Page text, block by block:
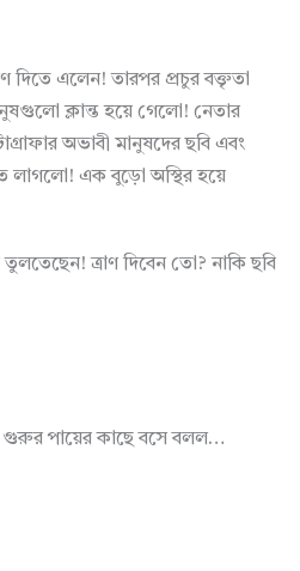
দিতে এলেন! তারপর প্রচুর বক্তৃতা
ক্লান্ত হয়ে গেলো! নেতার
অভাবী মানুষদের ছবি এবং
লাগলো! এক বুড়ো অস্থির হয়ে
ত্রাণ দিবেন তো? নাকি ছবি
গুরুর পায়ের কাছে বসে বলল…